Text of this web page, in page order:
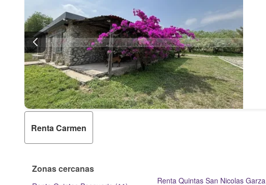
Renta Carmen
Zonas cercanas
Renta Quintas San Nicolas Garza